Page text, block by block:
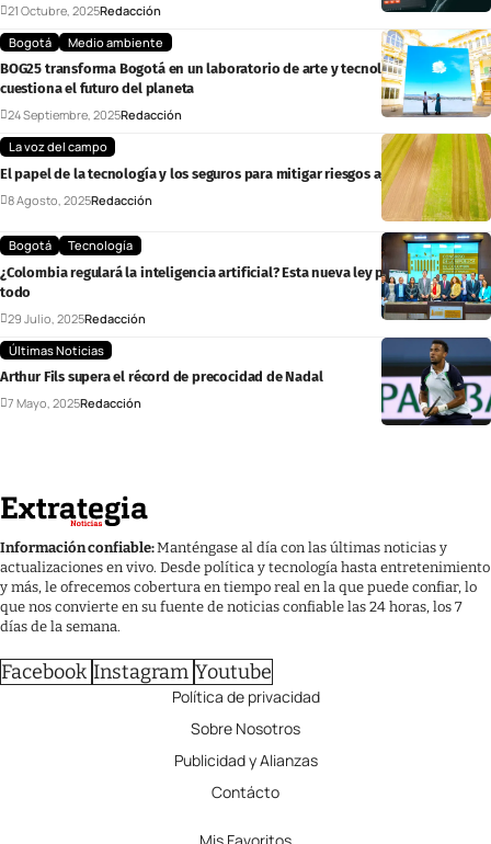
21 Octubre, 2025Redacción
Bogotá
Medio ambiente
BOG25 transforma Bogotá en un laboratorio de arte y tecnología que
cuestiona el futuro del planeta
24 Septiembre, 2025Redacción
La voz del campo
El papel de la tecnología y los seguros para mitigar riesgos agrícolas
8 Agosto, 2025Redacción
Bogotá
Tecnología
¿Colombia regulará la inteligencia artificial? Esta nueva ley podría cambiarlo
todo
29 Julio, 2025Redacción
Últimas Noticias
Arthur Fils supera el récord de precocidad de Nadal
7 Mayo, 2025Redacción
Información confiable:Manténgase al día con las últimas noticias y
actualizaciones en vivo. Desde política y tecnología hasta entretenimiento
y más, le ofrecemos cobertura en tiempo real en la que puede confiar, lo
que nos convierte en su fuente de noticias confiable las 24 horas, los 7
días de la semana.
Facebook Instagram Youtube
Política de privacidad
Sobre Nosotros
Publicidad y Alianzas
Contácto